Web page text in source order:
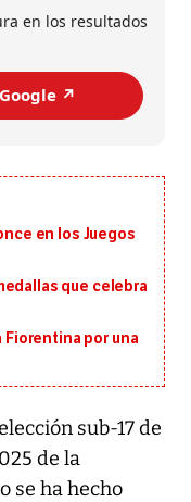
en los resultados
↗️
en los Juegos
que celebra
Fiorentina por una
sub-17 de
de la
se ha hecho